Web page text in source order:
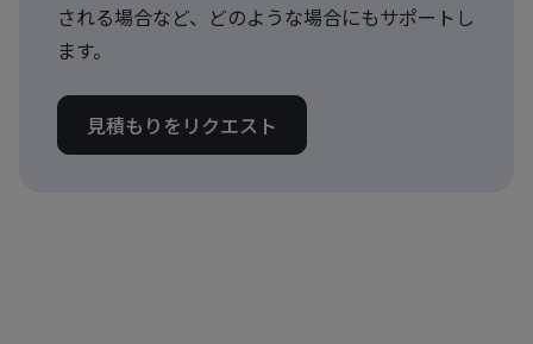
される場合など、どのような場合にもサポートし
ます。
見積もりをリクエスト